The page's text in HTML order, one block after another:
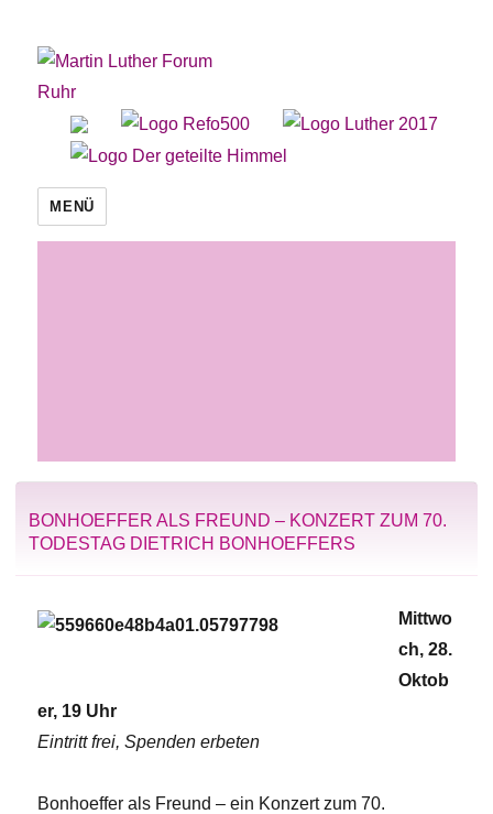
Martin Luther Forum Ruhr
MENÜ
BONHOEFFER ALS FREUND – KONZERT ZUM 70.
TODESTAG DIETRICH BONHOEFFERS
Mittwo
ch, 28.
Oktob
er, 19 Uhr
Eintritt frei, Spenden erbeten
Bonhoeffer als Freund – ein Konzert zum 70.